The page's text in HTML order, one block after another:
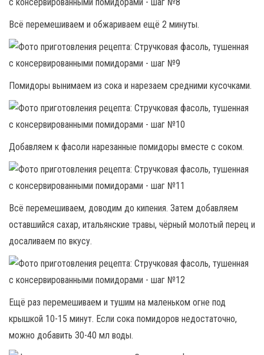
Всё перемешиваем и обжариваем ещё 2 минуты.
Помидоры вынимаем из сока и нарезаем средними кусочками.
Добавляем к фасоли нарезанные помидоры вместе с соком.
Всё перемешиваем, доводим до кипения. Затем добавляем
оставшийся сахар, итальянские травы, чёрный молотый перец и
досаливаем по вкусу.
Ещё раз перемешиваем и тушим на маленьком огне под
крышкой 10-15 минут. Если сока помидоров недостаточно,
можно добавить 30-40 мл воды.